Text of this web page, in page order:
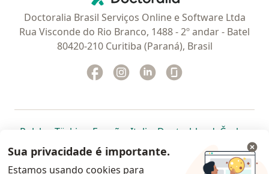
Doctoralia Brasil Serviços Online e Software Ltda
Rua Visconde do Rio Branco, 1488 - 2º andar - Batel
80420-210 Curitiba (Paraná), Brasil
Facebook
abre num novo separador
Instagram
abre num novo separador
Linkedin
abre num novo
Polska abre num novo separador
Türkiye abre num novo separador
España abre num novo separador
Italia abre num novo
Deutschlandabre num
Česko
Portugal abre num novo separador
, México abre num novo separador
, abre num novo separador
Brasil abre num novoabre num
abre
Colombia abre num novo
Sua privacidade é importante.
Estamos usando cookies para